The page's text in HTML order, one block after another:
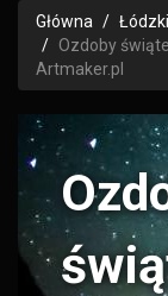
Główna
Ozdoby
Artmaker.pl